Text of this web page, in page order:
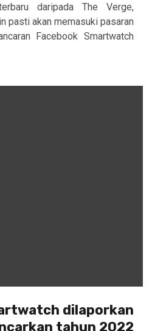
daripada The Verge,
pasti akan memasuki pasaran
Facebook Smartwatch
dilaporkan
tahun 2022